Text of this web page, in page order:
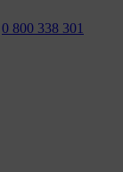
0 800 338 301